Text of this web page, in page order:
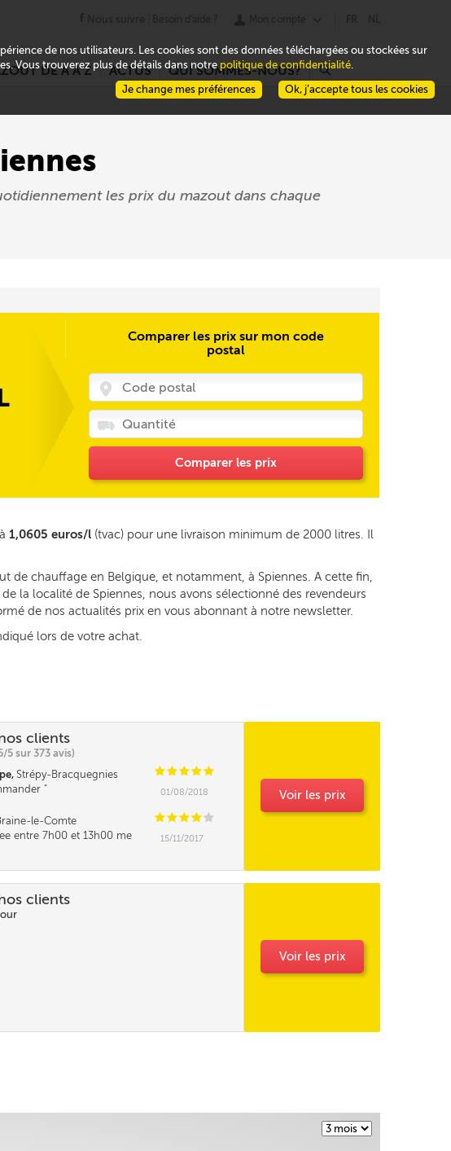
DE A À Z ACTUS QUI SOMMES-NOUS? r
les prix du mazout dans chaque
Comparer les prix sur mon code
postal
Comparer les prix
1,0605 euros/l (tvac) pour une livraison minimum de 2000 litres. Il
de chauffage en Belgique, et notamment, à Spiennes. A cette fin,
la localité de Spiennes, nous avons sélectionné des revendeurs
de nos actualités prix en vous abonnant à notre newsletter.
lors de votre achat.
clients
5 sur 373 avis)
Strépy-Bracquegnies CCCCC
01/08/2018
le-Comte CCCC C
entre 7h00 et 13h00 me
15/11/2017
Voir les prix
clients
Voir les prix
de nos utilisateurs. Les cookies sont des données téléchargées ou stockées sur
Vous trouverez plus de détails dans notre politique de confidentialité.
Ok, j’accepte tous les cookies
Je change mes préférences